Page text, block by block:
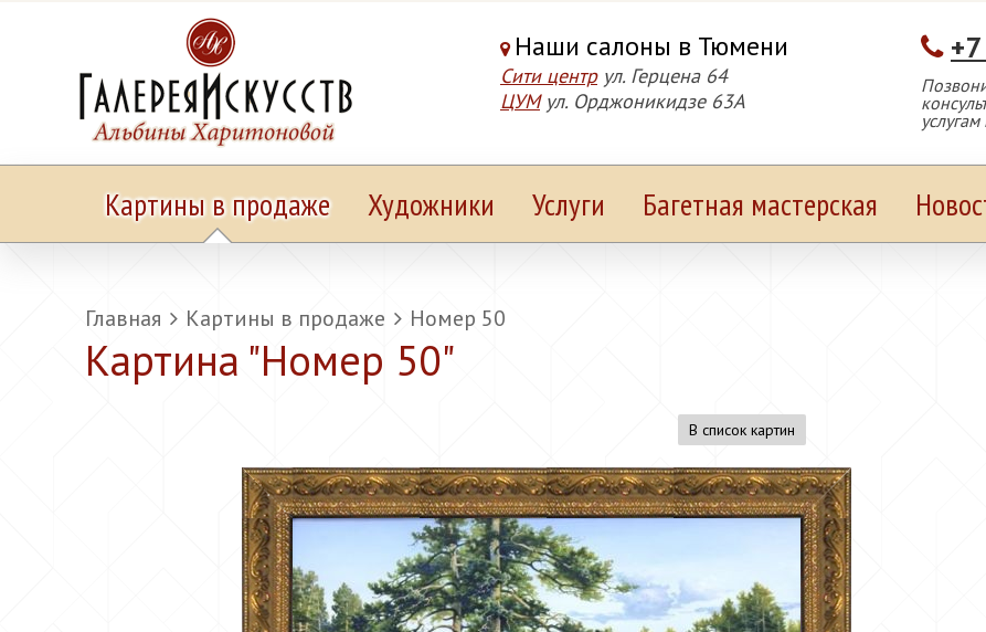
Наши салоны в Тюмени
Сити центр ул. Герцена 64
ЦУМ ул. Орджоникидзе 63А
Картины в продаже Художники Услуги Багетная мастерская
Главная Картины в продаже Номер 50
Картина "Номер 50"
В список картин